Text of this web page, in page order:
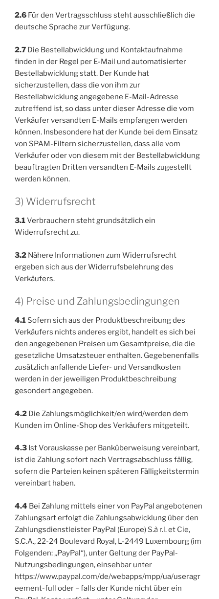
2.6 Für den Vertragsschluss steht ausschließlich die
deutsche Sprache zur Verfügung.
2.7 Die Bestellabwicklung und Kontaktaufnahme
finden in der Regel per E-Mail und automatisierter
Bestellabwicklung statt. Der Kunde hat
sicherzustellen, dass die von ihm zur
Bestellabwicklung angegebene E-Mail-Adresse
zutreffend ist, so dass unter dieser Adresse die vom
Verkäufer versandten E-Mails empfangen werden
können. Insbesondere hat der Kunde bei dem Einsatz
von SPAM-Filtern sicherzustellen, dass alle vom
Verkäufer oder von diesem mit der Bestellabwicklung
beauftragten Dritten versandten E-Mails zugestellt
werden können.
3) Widerrufsrecht
3.1Verbrauchern steht grundsätzlich ein
Widerrufsrecht zu.
3.2 Nähere Informationen zum Widerrufsrecht
ergeben sich aus der Widerrufsbelehrung des
Verkäufers.
4) Preise und Zahlungsbedingungen
4.1 Sofern sich aus der Produktbeschreibung des
Verkäufers nichts anderes ergibt, handelt es sich bei
den angegebenen Preisen um Gesamtpreise, die die
gesetzliche Umsatzsteuer enthalten. Gegebenenfalls
zusätzlich anfallende Liefer- und Versandkosten
werden in der jeweiligen Produktbeschreibung
gesondert angegeben.
4.2 Die Zahlungsmöglichkeit/en wird/werden dem
Kunden im Online-Shop des Verkäufers mitgeteilt.
4.3 Ist Vorauskasse per Banküberweisung vereinbart,
ist die Zahlung sofort nach Vertragsabschluss fällig,
sofern die Parteien keinen späteren Fälligkeitstermin
vereinbart haben.
4.4 Bei Zahlung mittels einer von PayPal angebotenen
Zahlungsart erfolgt die Zahlungsabwicklung über den
Zahlungsdienstleister PayPal (Europe) S.à r.l. et Cie,
S.C.A., 22-24 Boulevard Royal, L-2449 Luxembourg (im
Folgenden: „PayPal“), unter Geltung der PayPal-
Nutzungsbedingungen, einsehbar unter
https://www.paypal.com/de/webapps/mpp/ua/useragr
eement-full oder – falls der Kunde nicht über ein